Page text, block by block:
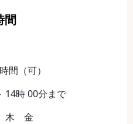
間
時間（可）
14時 00分まで
金